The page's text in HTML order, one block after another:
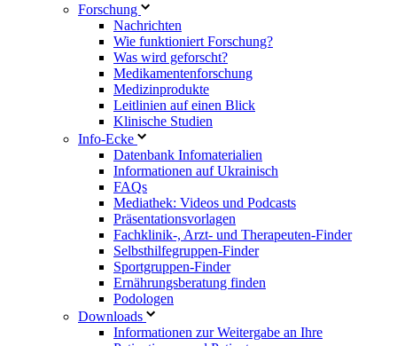
Forschung
Nachrichten
Wie funktioniert Forschung?
Was wird geforscht?
Medikamentenforschung
Medizinprodukte
Leitlinien auf einen Blick
Klinische Studien
Info-Ecke
Datenbank Infomaterialien
Informationen auf Ukrainisch
FAQs
Mediathek: Videos und Podcasts
Präsentationsvorlagen
Fachklinik-, Arzt- und Therapeuten-Finder
Selbsthilfegruppen-Finder
Sportgruppen-Finder
Ernährungsberatung finden
Podologen
Downloads
Informationen zur Weitergabe an Ihre